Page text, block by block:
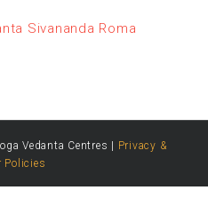
Sivananda Roma
Vedanta Centres |
Privacy &
Policies